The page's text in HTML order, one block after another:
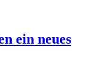
ein neues